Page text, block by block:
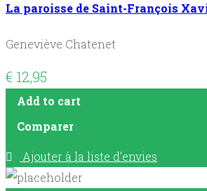
La paroisse de Saint-François
Geneviève Chatenet
€ 12,95
Add to cart
Comparer
Ajouter à la liste d’envies